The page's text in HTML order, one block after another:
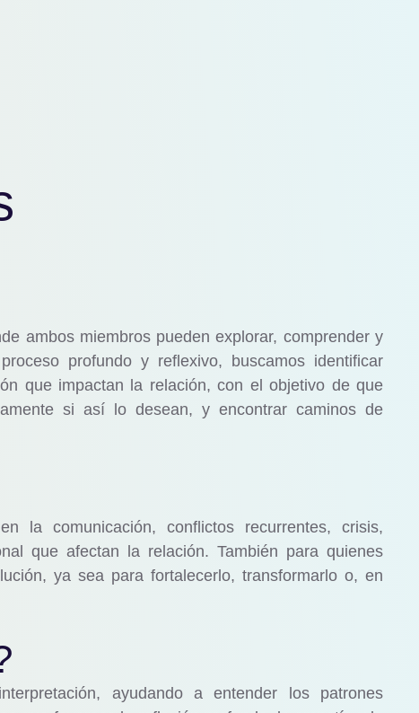
ambos miembros pueden explorar, comprender y
profundo y reflexivo, buscamos identificar
que impactan la relación, con el objetivo de que
si así lo desean, y encontrar caminos de
la comunicación, conflictos recurrentes, crisis,
que afectan la relación. También para quienes
ya sea para fortalecerlo, transformarlo o, en
ayudando a entender los patrones